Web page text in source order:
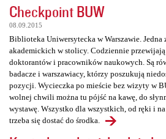
Checkpoint BUW
08.09.2015
Biblioteka Uniwersytecka w Warszawie.
akademickich w stolicy. Codziennie
doktorantów i pracowników naukowych. Są
badacze i warszawiacy, którzy poszukują
pozycji. Wycieczka po mieście bez wizyty w
wolnej chwili można tu pójść na kawę, do
wystawę. Wszystko dla wszystkich, od ręki i
trzeba się dostać do środka.